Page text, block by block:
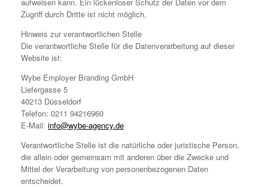
Zugriff durch Dritte ist nicht möglich.
Hinweis zur verantwortlichen Stelle
Die verantwortliche Stelle für die Datenverarbeitung auf dieser
Website ist:
Wybe Employer Branding GmbH
Liefergasse 5
40213 Düsseldorf
Telefon: 0211 94216960
E-Mail: info@wybe-agency.de
Verantwortliche Stelle ist die natürliche oder juristische Person,
die allein oder gemeinsam mit anderen über die Zwecke und
Mittel der Verarbeitung von personenbezogenen Daten
entscheidet.